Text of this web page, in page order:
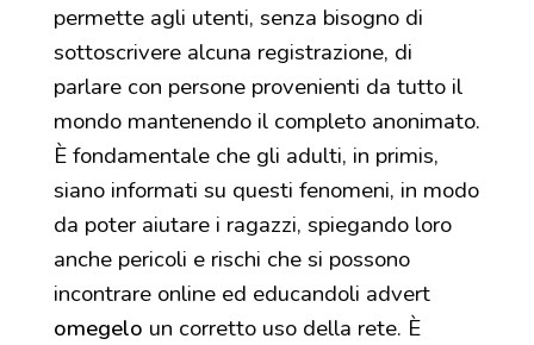
permette agli utenti, senza bisogno di
sottoscrivere alcuna registrazione, di
parlare con persone provenienti da tutto il
mondo mantenendo il completo anonimato.
È fondamentale che gli adulti, in primis,
siano informati su questi fenomeni, in modo
da poter aiutare i ragazzi, spiegando loro
anche pericoli e rischi che si possono
incontrare online ed educandoli advert
omegelo un corretto uso della rete. È